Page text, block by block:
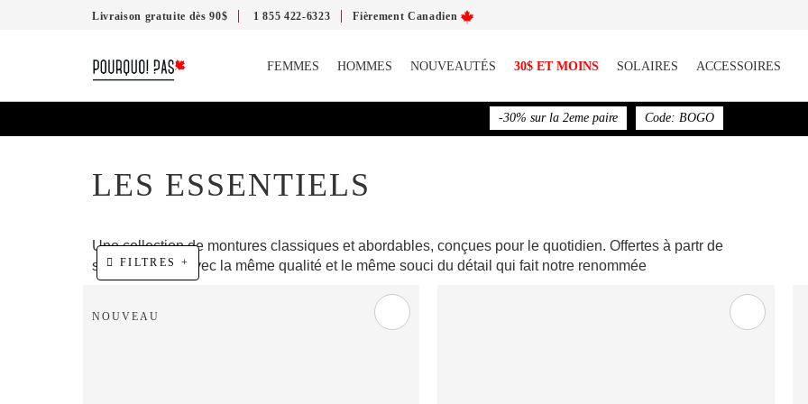
Livraison gratuite dès 90$ 1 855 422-6323 Fièrement Canadien
Nos lunettes sont faites avec amour au Canada
FEMMES HOMMES NOUVEAUTÉS 30$ ET MOINS SOLAIRES ACCESSOIRES
LES ESSENTIELS
Une collection de montures classiques et abordables, conçues pour le quotidien. Offertes à partr de
seulement 5$, avec la même qualité et le même souci du détail qui fait notre renommée
FILTRES +
NOUVEAU